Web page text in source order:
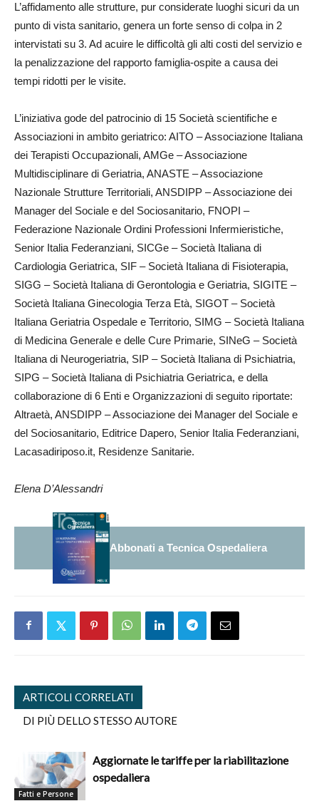
L’affidamento alle strutture, pur considerate luoghi sicuri da un
punto di vista sanitario, genera un forte senso di colpa in 2
intervistati su 3. Ad acuire le difficoltà gli alti costi del servizio e
la penalizzazione del rapporto famiglia-ospite a causa dei
tempi ridotti per le visite.
L’iniziativa gode del patrocinio di 15 Società scientifiche e
Associazioni in ambito geriatrico: AITO – Associazione Italiana
dei Terapisti Occupazionali, AMGe – Associazione
Multidisciplinare di Geriatria, ANASTE – Associazione
Nazionale Strutture Territoriali, ANSDIPP – Associazione dei
Manager del Sociale e del Sociosanitario, FNOPI –
Federazione Nazionale Ordini Professioni Infermieristiche,
Senior Italia Federanziani, SICGe – Società Italiana di
Cardiologia Geriatrica, SIF – Società Italiana di Fisioterapia,
SIGG – Società Italiana di Gerontologia e Geriatria, SIGITE –
Società Italiana Ginecologia Terza Età, SIGOT – Società
Italiana Geriatria Ospedale e Territorio, SIMG – Società Italiana
di Medicina Generale e delle Cure Primarie, SINeG – Società
Italiana di Neurogeriatria, SIP – Società Italiana di Psichiatria,
SIPG – Società Italiana di Psichiatria Geriatrica, e della
collaborazione di 6 Enti e Organizzazioni di seguito riportate:
Altraetà, ANSDIPP – Associazione dei Manager del Sociale e
del Sociosanitario, Editrice Dapero, Senior Italia Federanziani,
Lacasadiriposo.it, Residenze Sanitarie.
Elena D’Alessandri
Abbonati a Tecnica Ospedaliera
ARTICOLI CORRELATI
DI PIÙ DELLO STESSO AUTORE
Fatti e Persone
Aggiornate le tariffe per la riabilitazione
ospedaliera